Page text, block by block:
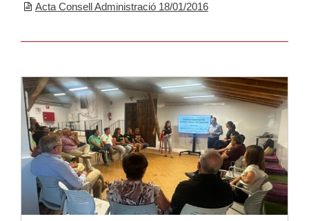
Acta Consell Administració 18/01/2016
Llegir-ne més